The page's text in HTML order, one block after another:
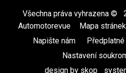
Všechna práva vyhrazena ©
Automotorevue
Mapa stránek
Napište nám
Předplatné
Nastavení
design by skop